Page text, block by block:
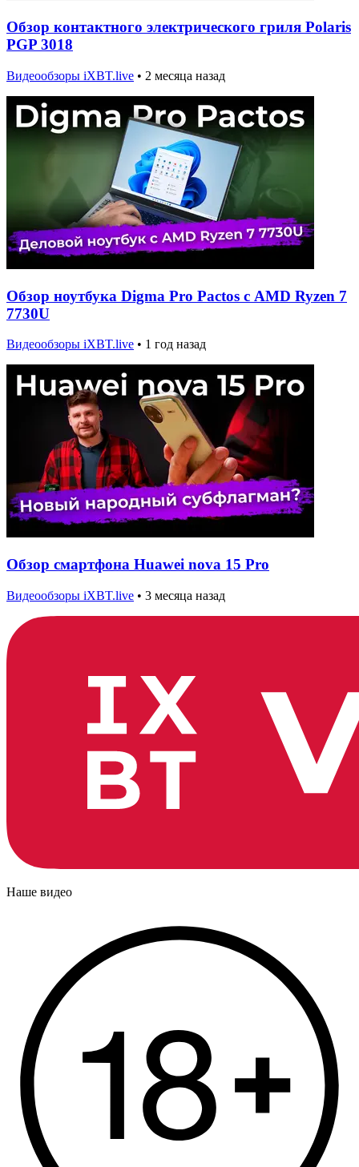
Обзор контактного электрического гриля Polaris
PGP 3018
Видеообзоры iXBT.live • 2 месяца назад
Обзор ноутбука Digma Pro Pactos с AMD Ryzen 7
7730U
Видеообзоры iXBT.live • 1 год назад
Обзор смартфона Huawei nova 15 Pro
Видеообзоры iXBT.live • 3 месяца назад
Наше видео